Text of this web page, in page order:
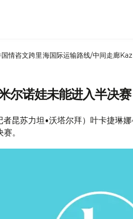
国情咨文跨里海国际运输路线/中间走廊
尔诺娃未能进入半决赛
者昆苏力坦•沃塔尔拜）叶卡捷琳
。